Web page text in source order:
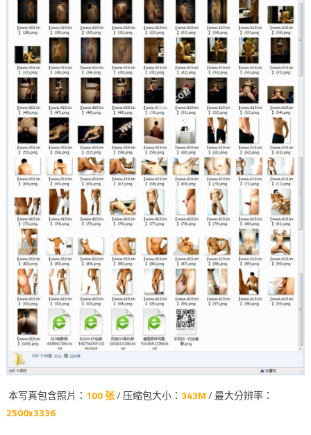
本写真包含照片： 100 张/ 压缩包大小： 343M/ 最大分辨率：
2500x3336